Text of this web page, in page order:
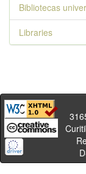
Bibliotecas
Libraries